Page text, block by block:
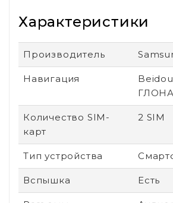
Характеристики
Производитель
Навигация
Количество SIM-
карт
2 SIM
Тип устройства
Вспышка Есть